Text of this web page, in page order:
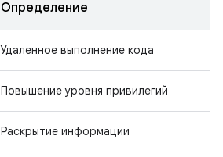
Определение
Удаленное выполнение кода
Повышение уровня привилегий
Раскрытие информации